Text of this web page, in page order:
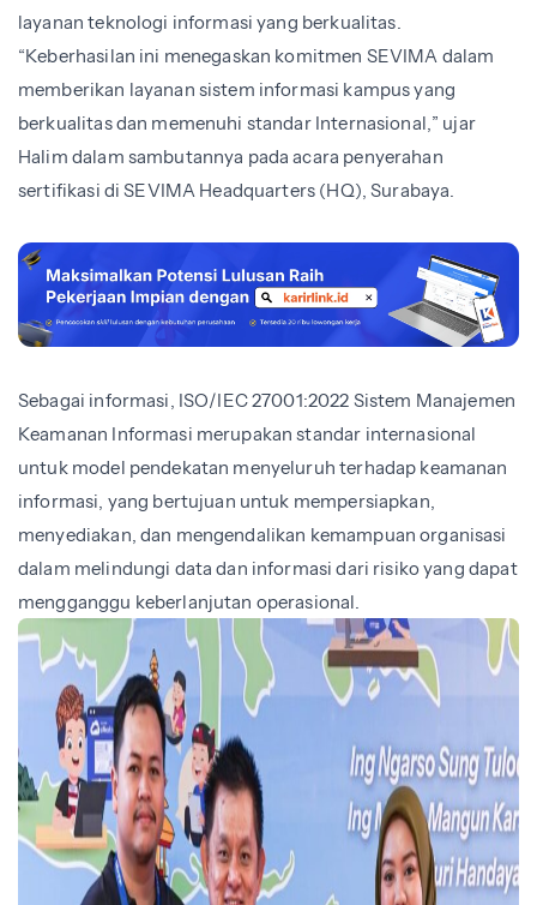
layanan teknologi informasi yang berkualitas.
“Keberhasilan ini menegaskan komitmen SEVIMA dalam
memberikan layanan sistem informasi kampus yang
berkualitas dan memenuhi standar Internasional,” ujar
Halim dalam sambutannya pada acara penyerahan
sertifikasi di SEVIMA Headquarters (HQ), Surabaya.
Sebagai informasi, ISO/IEC 27001:2022 Sistem Manajemen
Keamanan Informasi merupakan standar internasional
untuk model pendekatan menyeluruh terhadap keamanan
informasi, yang bertujuan untuk mempersiapkan,
menyediakan, dan mengendalikan kemampuan organisasi
dalam melindungi data dan informasi dari risiko yang dapat
mengganggu keberlanjutan operasional.